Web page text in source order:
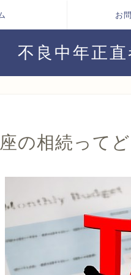
お
不良中年正
の相続って